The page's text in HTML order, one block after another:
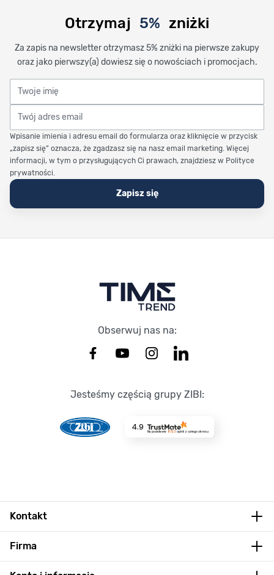
Otrzymaj 5% zniżki
Za zapis na newsletter otrzymasz 5% zniżki na pierwsze zakupy
oraz jako pierwszy(a) dowiesz się o nowościach i promocjach.
Twoje imię
Twój adres email
Wpisanie imienia i adresu email do formularza oraz kliknięcie w przycisk
„zapisz się” oznacza, że zgadzasz się na nasz email marketing. Więcej
informacji, w tym o przysługujących Ci prawach, znajdziesz w Polityce
prywatności.
Zapisz się
Obserwuj nas na:
Jesteśmy częścią grupy ZIBI:
4.9
Na podstawie 8723 opinii z całego okresu
Kontakt
Firma